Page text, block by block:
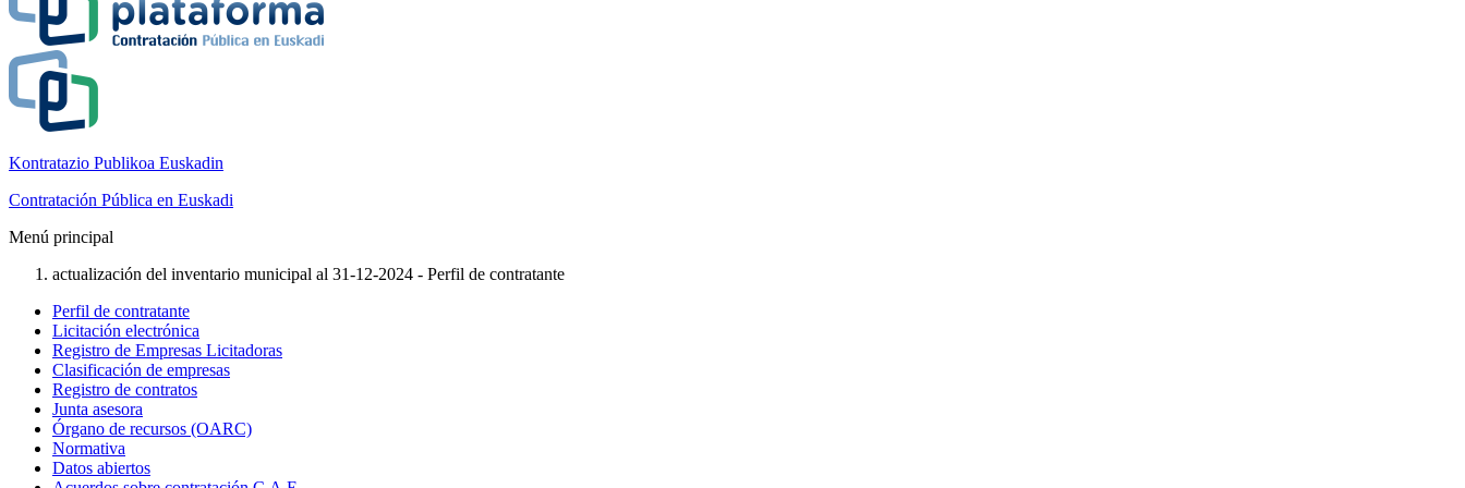
Kontratazio Publikoa Euskadin
Contratación Pública en Euskadi
Menú principal
actualización del inventario municipal al 31-12-2024 - Perfil de contratante
Perfil de contratante
Licitación electrónica
Registro de Empresas Licitadoras
Clasificación de empresas
Registro de contratos
Junta asesora
Órgano de recursos (OARC)
Normativa
Datos abiertos